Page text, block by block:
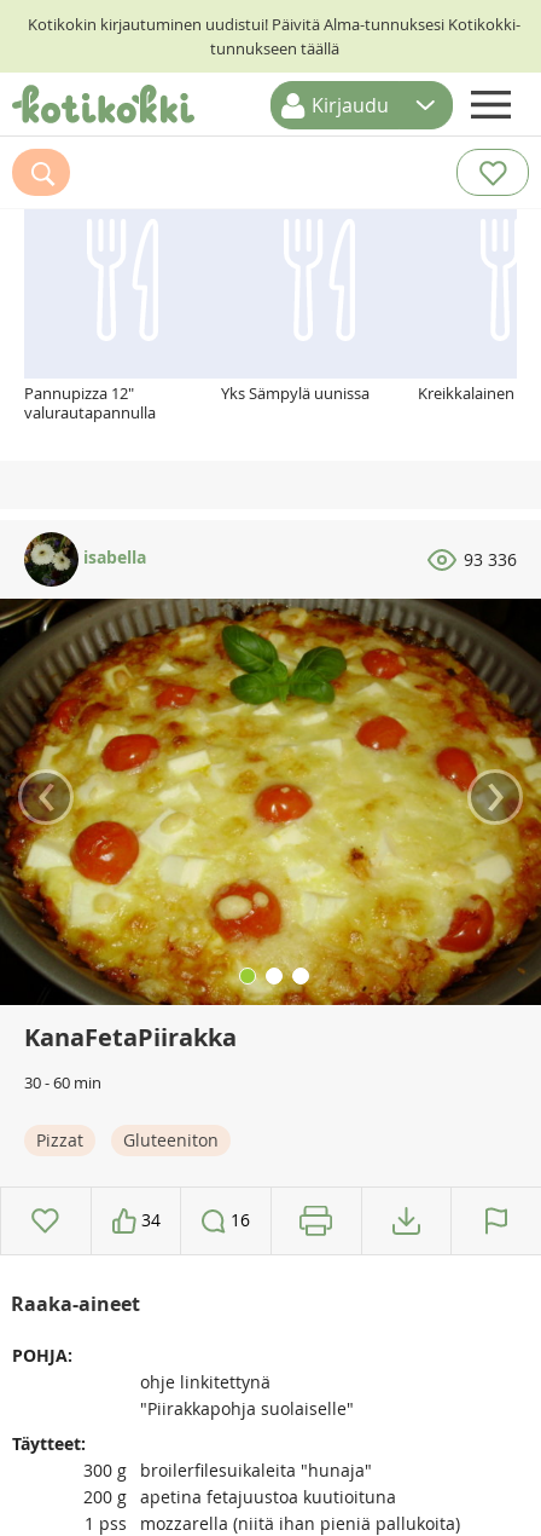
Kotikokin kirjautuminen uudistui! Päivitä Alma-tunnuksesi Kotikokki-
tunnukseen täällä
ETUSIVU
RESEPTIHAKU
Kirjaudu
Suosittelemme myös
Pannupizza 12"
valurautapannulla
Yks Sämpylä uunissa Kreikkalainen
isabella 93 336
‹ ›
KanaFetaPiirakka
30 - 60 min
Pizzat Gluteeniton
34 16
Raaka-aineet
POHJA:
ohje linkitettynä
"Piirakkapohja suolaiselle"
Täytteet:
300 g
broilerfilesuikaleita "hunaja"
200 g apetina fetajuustoa kuutioituna
1 pss
mozzarella (niitä ihan pieniä pallukoita)